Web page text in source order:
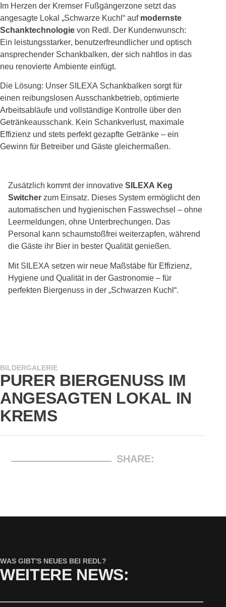
Im Herzen der Kremser Fußgängerzone setzt das
angesagte Lokal „Schwarze Kuchl“ auf modernste
Schanktechnologie von Redl. Der Kundenwunsch:
Ein leistungsstarker, benutzerfreundlicher und optisch
ansprechender Schankbalken, der sich nahtlos in das
neu renovierte Ambiente einfügt.
Die Lösung: Unser SILEXA Schankbalken sorgt für
einen reibungslosen Ausschankbetrieb, optimierte
Arbeitsabläufe und vollständige Kontrolle über den
Getränkeausschank. Kein Schankverlust, maximale
Effizienz und stets perfekt gezapfte Getränke – ein
Gewinn für Betreiber und Gäste gleichermaßen.
Zusätzlich kommt der innovative SILEXA Keg
Switcher zum Einsatz. Dieses System ermöglicht den
automatischen und hygienischen Fasswechsel – ohne
Leermeldungen, ohne Unterbrechungen. Das
Personal kann schaumstoßfrei weiterzapfen, während
die Gäste ihr Bier in bester Qualität genießen.
Mit SILEXA setzen wir neue Maßstäbe für Effizienz,
Hygiene und Qualität in der Gastronomie – für
perfekten Biergenuss in der „Schwarzen Kuchl“.
BILDERGALERIE
PURER BIERGENUSS IM
ANGESAGTEN LOKAL IN
KREMS
SHARE:
WAS GIBT'S NEUES BEI REDL?
WEITERE NEWS: